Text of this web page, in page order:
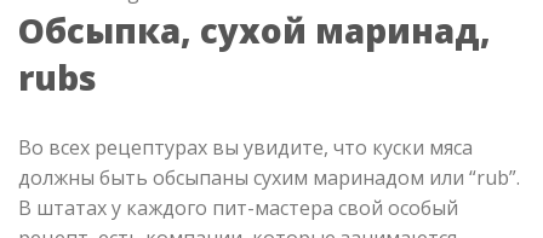
Обсыпка, сухой маринад,
rubs
Во всех рецептурах вы увидите, что куски мяса
должны быть обсыпаны сухим маринадом или “rub”.
В штатах у каждого пит-мастера свой особый